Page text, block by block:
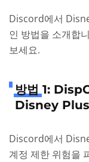
Discord에서
인 방법을 소개합
보세요.
방법 1:
Disney Plus
Discord에서
계정 제한 위험을